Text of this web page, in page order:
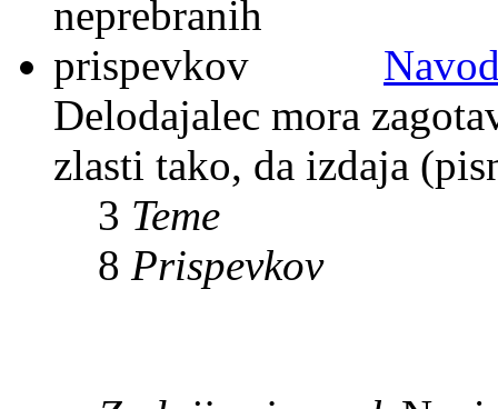
Delodajalec mora
zlasti tako, da izdaja
3 Teme
8 Prispevkov